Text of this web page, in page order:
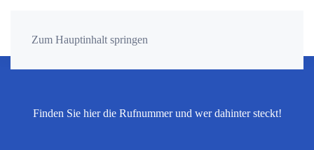
Zum Hauptinhalt springen
Finden Sie hier die Rufnummer und wer dahinter steckt!